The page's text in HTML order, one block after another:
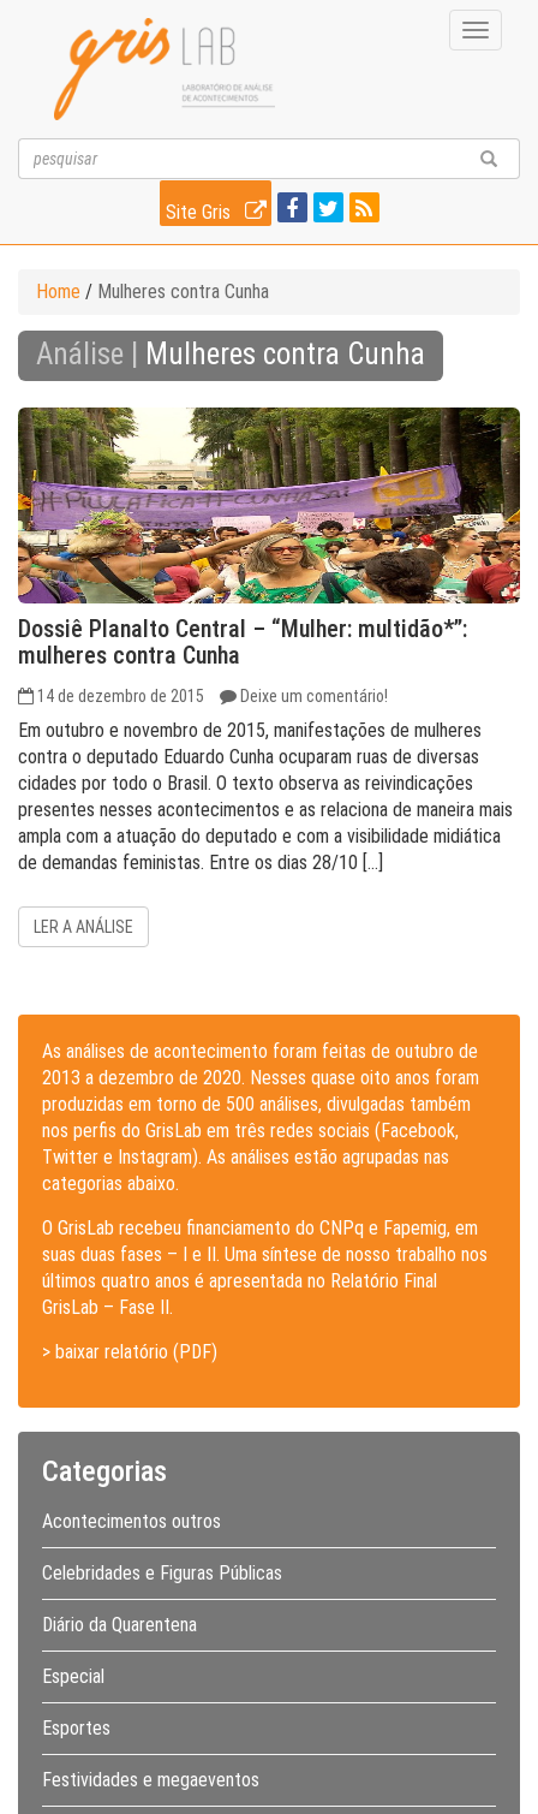
Toggle
Site Gris
Home / Mulheres contra Cunha
Análise | Mulheres contra Cunha
Dossiê Planalto Central – “Mulher: multidão*”:
mulheres contra Cunha
14 de dezembro de 2015 Deixe um comentário!
Em outubro e novembro de 2015, manifestações de mulheres
contra o deputado Eduardo Cunha ocuparam ruas de diversas
cidades por todo o Brasil. O texto observa as reivindicações
presentes nesses acontecimentos e as relaciona de maneira mais
ampla com a atuação do deputado e com a visibilidade midiática
de demandas feministas. Entre os dias 28/10 […]
LER A ANÁLISE
As análises de acontecimento foram feitas de outubro de
2013 a dezembro de 2020. Nesses quase oito anos foram
produzidas em torno de 500 análises, divulgadas também
nos perfis do GrisLab em três redes sociais (Facebook,
Twitter e Instagram). As análises estão agrupadas nas
categorias abaixo.
O GrisLab recebeu financiamento do CNPq e Fapemig, em
suas duas fases – I e II. Uma síntese de nosso trabalho nos
últimos quatro anos é apresentada no Relatório Final
GrisLab – Fase II.
> baixar relatório (PDF)
Categorias
Acontecimentos outros
Celebridades e Figuras Públicas
Diário da Quarentena
Especial
Esportes
Festividades e megaeventos